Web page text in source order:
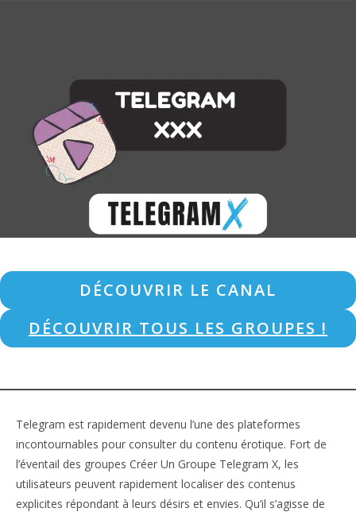
DÉCOUVRIR LE CANAL
DÉCOUVRIR TOUS LES GROUPES !
Telegram est rapidement devenu l’une des plateformes
incontournables pour consulter du contenu érotique. Fort de
l’éventail des groupes Créer Un Groupe Telegram X, les
utilisateurs peuvent rapidement localiser des contenus
explicites répondant à leurs désirs et envies. Qu’il s’agisse de